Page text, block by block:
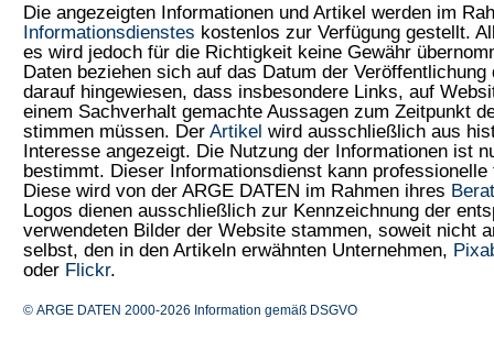
Die angezeigten Informationen und Artikel werden im
Informationsdienstes kostenlos zur Verfügung gestellt.
es wird jedoch für die Richtigkeit keine Gewähr
Daten beziehen sich auf das Datum der
darauf hingewiesen, dass insbesondere Links, auf
einem Sachverhalt gemachte Aussagen zum Zeitpunkt
stimmen müssen. Der Artikel wird ausschließlich aus
Interesse angezeigt. Die Nutzung der Informationen ist
bestimmt. Dieser Informationsdienst kann
Diese wird von der ARGE DATEN im Rahmen ihres
Logos dienen ausschließlich zur Kennzeichnung der
verwendeten Bilder der Website stammen, soweit nicht
selbst, den in den Artikeln erwähnten Unternehmen,
oder Flickr.
© ARGE DATEN 2000-2026 Information gemäß DSGVO